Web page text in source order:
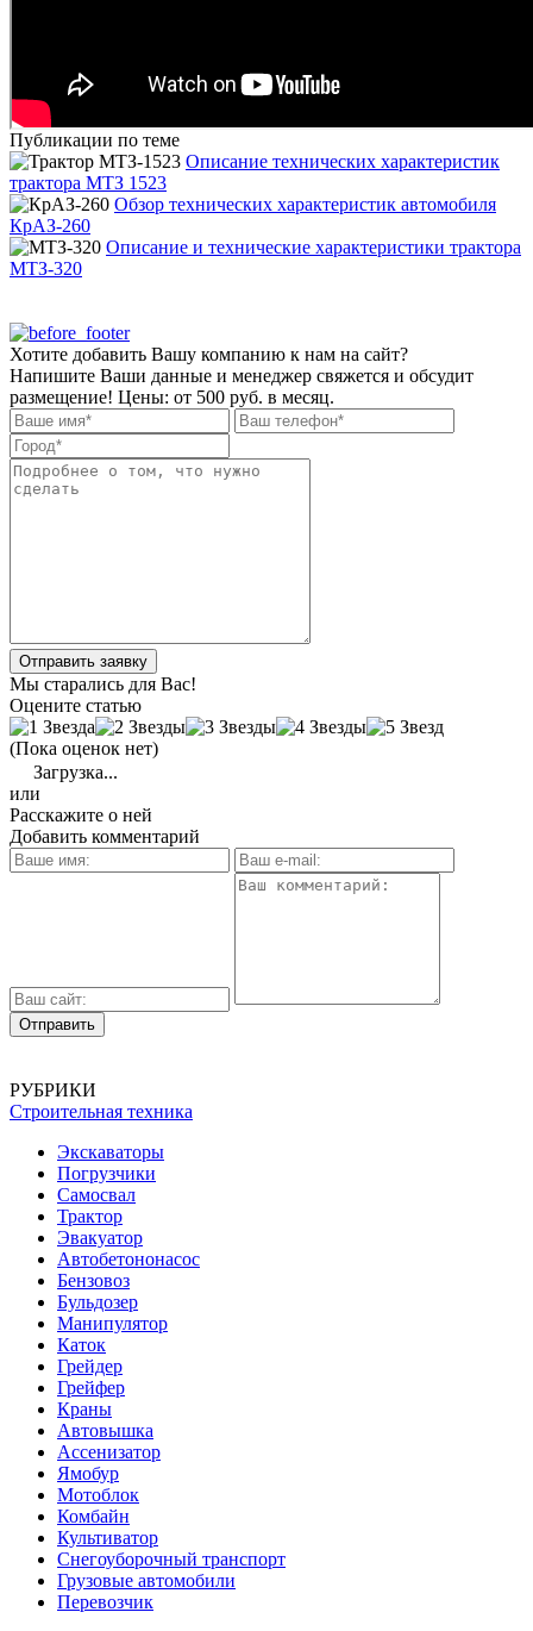
Публикации по теме
Описание технических характеристик
трактора МТЗ 1523
Обзор технических характеристик автомобиля
КрАЗ-260
Описание и технические характеристики трактора
МТЗ-320
Хотите добавить Вашу компанию к нам на сайт?
Напишите Ваши данные и менеджер свяжется и обсудит
размещение! Цены: от 500 руб. в месяц.
Отправить заявку
Мы старались для Вас!
Оцените статью
(Пока оценок нет)
Загрузка...
или
Расскажите о ней
Добавить комментарий
РУБРИКИ
Строительная техника
Экскаваторы
Погрузчики
Самосвал
Трактор
Эвакуатор
Автобетононасос
Бензовоз
Бульдозер
Манипулятор
Каток
Грейдер
Грейфер
Краны
Автовышка
Ассенизатор
Ямобур
Мотоблок
Комбайн
Культиватор
Снегоуборочный транспорт
Грузовые автомобили
Перевозчик